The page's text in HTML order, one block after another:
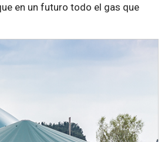
en un futuro todo el gas que